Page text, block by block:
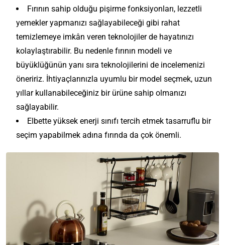
Fırının sahip olduğu pişirme fonksiyonları, lezzetli
yemekler yapmanızı sağlayabileceği gibi rahat
temizlemeye imkân veren teknolojiler de hayatınızı
kolaylaştırabilir. Bu nedenle fırının modeli ve
büyüklüğünün yanı sıra teknolojilerini de incelemenizi
öneririz. İhtiyaçlarınızla uyumlu bir model seçmek, uzun
yıllar kullanabileceğiniz bir ürüne sahip olmanızı
sağlayabilir.
Elbette yüksek enerji sınıfı tercih etmek tasarruflu bir
seçim yapabilmek adına fırında da çok önemli.